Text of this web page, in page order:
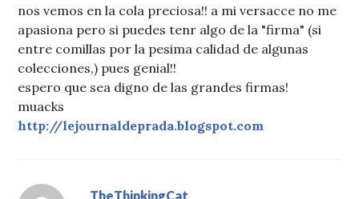
nos vemos en la cola preciosa!! a mi versacce no me
apasiona pero si puedes tenr algo de la "firma" (si
entre comillas por la pesima calidad de algunas
colecciones,) pues genial!!
espero que sea digno de las grandes firmas!
muacks
http://lejournaldeprada.blogspot.com
TheThinkingCat